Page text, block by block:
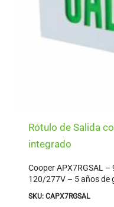
Rótulo de Salida
integrado
Cooper APX7RGSAL
120/277V – 5 años de
SKU: CAPX7RGSAL